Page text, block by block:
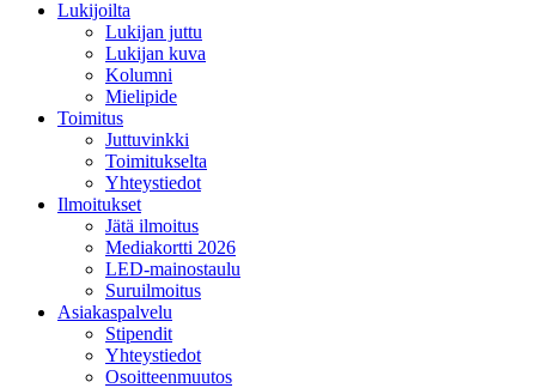
Lukijoilta
Lukijan juttu
Lukijan kuva
Kolumni
Mielipide
Toimitus
Juttuvinkki
Toimitukselta
Yhteystiedot
Ilmoitukset
Jätä ilmoitus
Mediakortti 2026
LED-mainostaulu
Suruilmoitus
Asiakaspalvelu
Stipendit
Yhteystiedot
Osoitteenmuutos